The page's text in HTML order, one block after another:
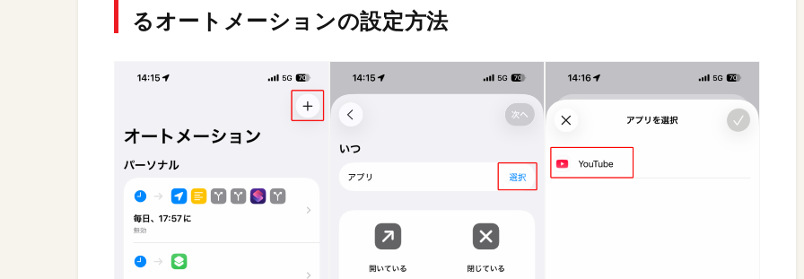
るオートメーションの設定方法